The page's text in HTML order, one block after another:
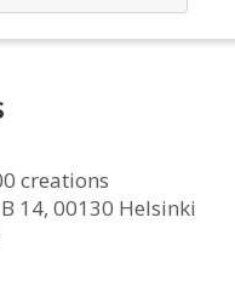
creations
14, 00130 Helsinki